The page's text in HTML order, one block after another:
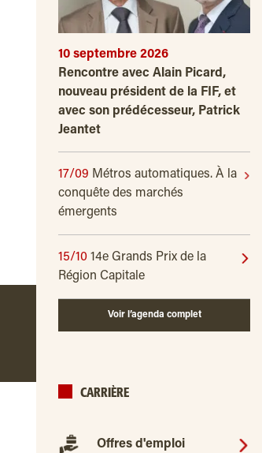
10 septembre 2026
Rencontre avec Alain Picard,
nouveau président de la FIF, et
avec son prédécesseur, Patrick
Jeantet
17/09 Métros automatiques. À la
conquête des marchés
émergents
15/10 14e Grands Prix de la
Région Capitale
Voir l’agenda complet
CARRIÈRE
Offres d'emploi